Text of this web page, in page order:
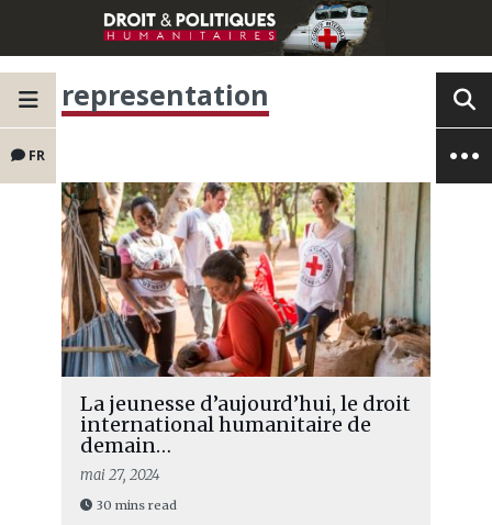
FR
representation
La jeunesse d’aujourd’hui, le droit
international humanitaire de
demain…
mai 27, 2024
30 mins read